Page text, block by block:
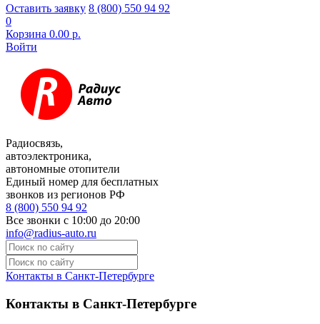
Оставить заявку 8 (800) 550 94 92
0
Корзина 0.00 р.
Войти
Радиосвязь,
автоэлектроника,
автономные отопители
Единый номер для бесплатных
звонков из регионов РФ
8 (800) 550 94 92
Все звонки с 10:00 до 20:00
info@radius-auto.ru
Контакты в Санкт-Петербурге
Контакты в Санкт-Петербурге